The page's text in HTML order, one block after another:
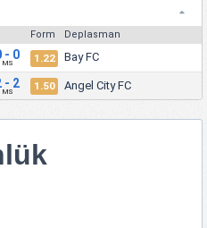
Form Deplasman
- 0
MS 1.22 Bay FC
- 2
MS 1.50 Angel City FC